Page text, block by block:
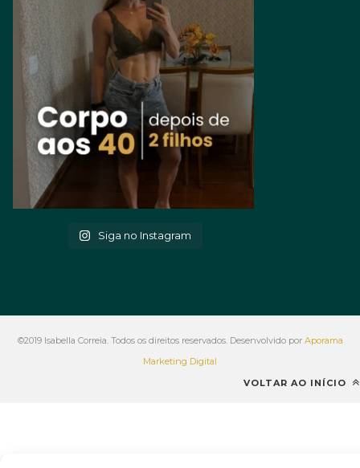
Siga no Instagram
©2019 Isabella Correia. Todos os direitos reservados. Desenvolvido por Aporama
Marketing Digital
VOLTAR AO INÍCIO